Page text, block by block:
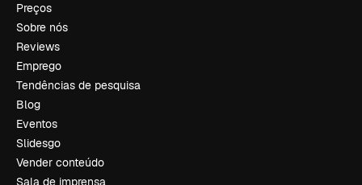
Preços
Sobre nós
Reviews
Emprego
Tendências de pesquisa
Blog
Eventos
Slidesgo
Vender conteúdo
Sala de imprensa